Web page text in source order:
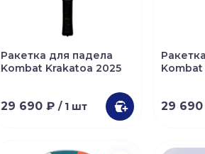
Ракетка для падела
Kombat Krakatoa 2025
29 690 ₽ / 1 шт
Kombat
29